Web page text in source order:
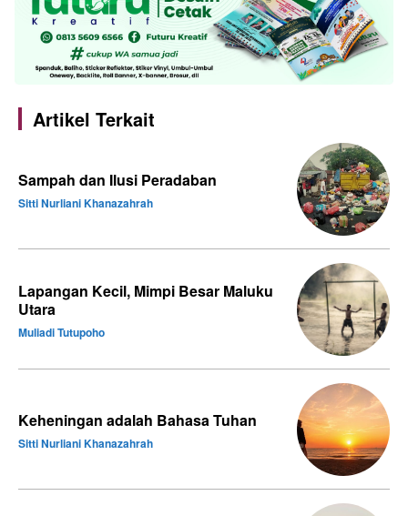
Artikel Terkait
Sampah dan Ilusi Peradaban
Sitti Nurliani Khanazahrah
Lapangan Kecil, Mimpi Besar Maluku
Utara
Muliadi Tutupoho
Keheningan adalah Bahasa Tuhan
Sitti Nurliani Khanazahrah